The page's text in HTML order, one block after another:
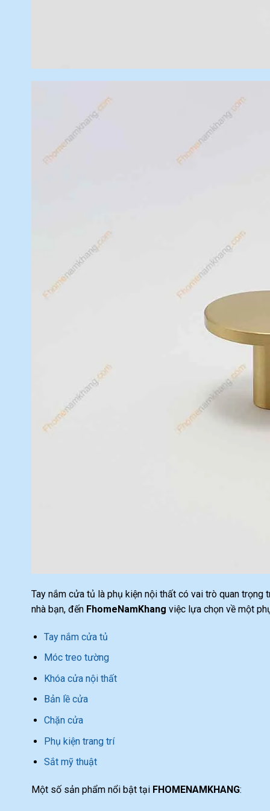
Tay nắm cửa tủ là phụ kiện nội thất có vai trò quan
nhà bạn, đến FhomeNamKhang việc lựa chọn về một
Tay nắm cửa tủ
Móc treo tường
Khóa cửa nội thất
Bản lề cửa
Chặn cửa
Phụ kiện trang trí
Sắt mỹ thuật
Một số sản phẩm nổi bật tại FHOMENAMKHANG: